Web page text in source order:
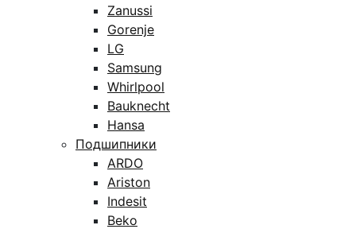
Zanussi
Gorenje
LG
Samsung
Whirlpool
Bauknecht
Hansa
Подшипники
ARDO
Ariston
Indesit
Beko